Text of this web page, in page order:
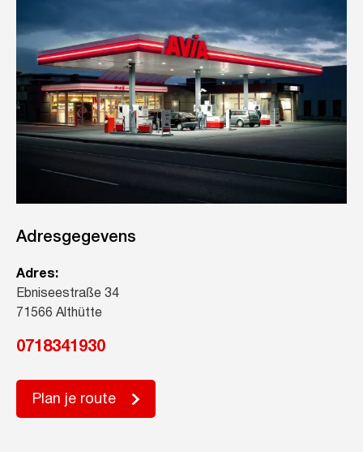
Adresgegevens
Adres:
Ebniseestraße 34
71566 Althütte
0718341930
Plan je route